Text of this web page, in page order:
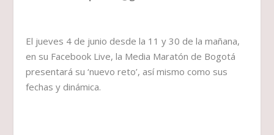
El jueves 4 de junio desde la 11 y 30 de la mañana,
en su Facebook Live, la Media Maratón de Bogotá
presentará su ‘nuevo reto’, así mismo como sus
fechas y dinámica.